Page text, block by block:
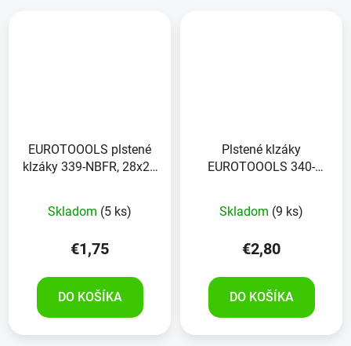
EUROTOOOLS plstené
klzáky 339-NBFR, 28x28
Skladom (5 ks)
€1,75
DO KOŠÍKA
Plstené klzáky
EUROTOOOLS 340-
Skladom (9 ks)
€2,80
DO KOŠÍKA